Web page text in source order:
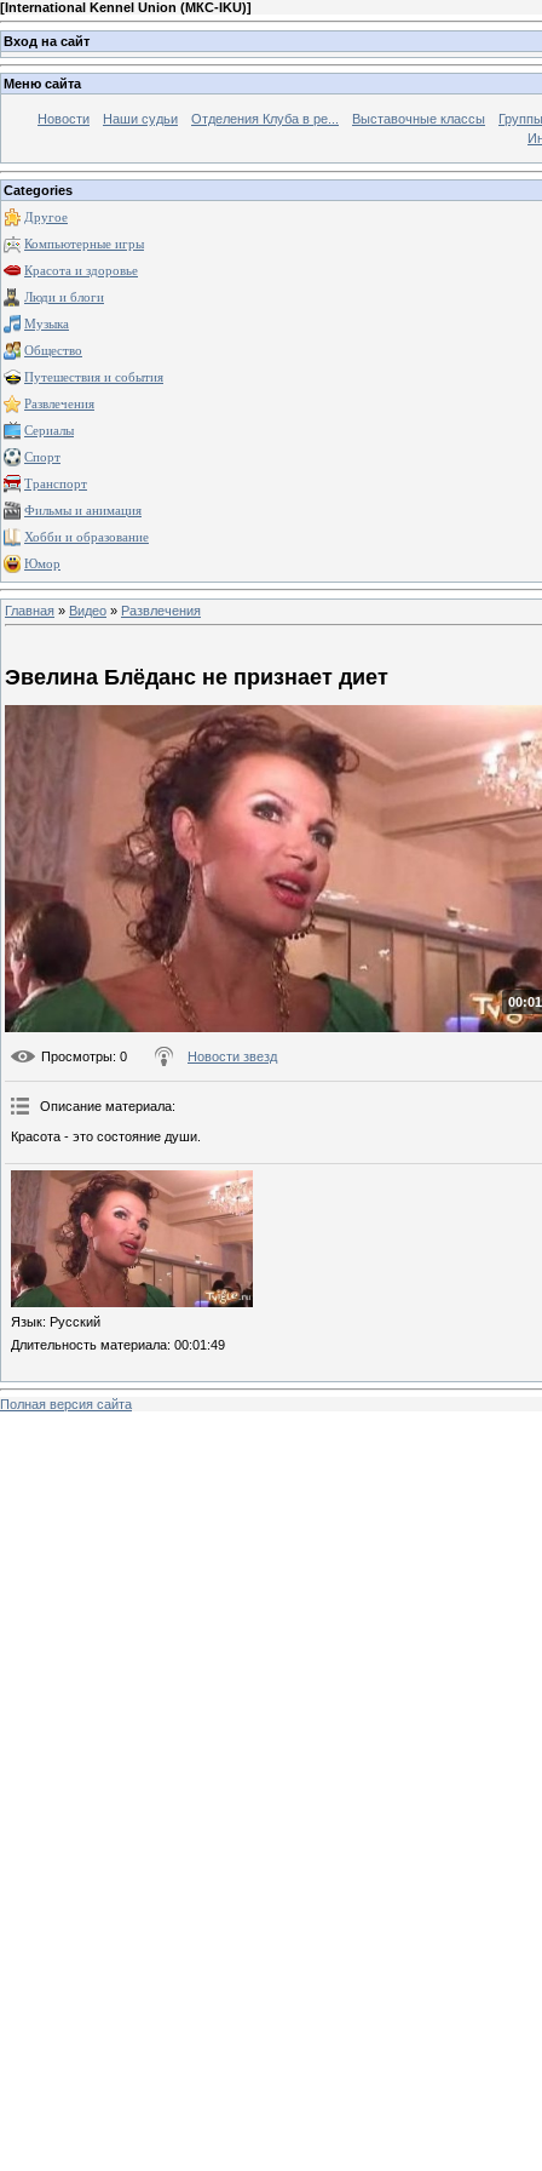
[International Kennel Union (МКС-IKU)]
Вход на сайт
Меню сайта
Новости Наши судьи Отделения Клуба в ре... Выставочные классы
Categories
Другое
Компьютерные игры
Красота и здоровье
Люди и блоги
Музыка
Общество
Путешествия и события
Развлечения
Сериалы
Спорт
Транспорт
Фильмы и анимация
Хобби и образование
Юмор
Главная » Видео » Развлечения
Эвелина Блёданс не признает диет
Просмотры: 0 Новости звезд
Описание материала:
Красота - это состояние души.
Язык: Русский
Длительность материала: 00:01:49
Полная версия сайта